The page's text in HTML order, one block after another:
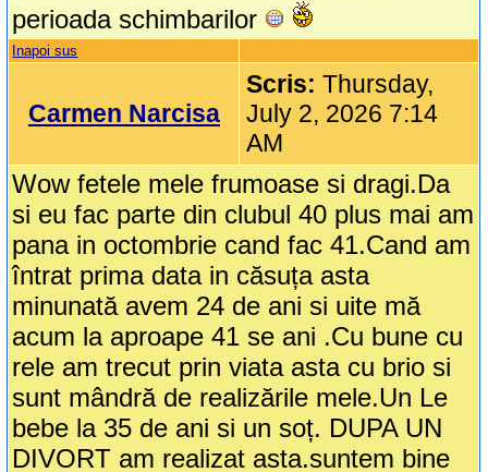
perioada schimbarilor
Inapoi sus
Carmen Narcisa
Scris:Thursday,
July 2, 2026 7:14
AM
Wow fetele mele frumoase si dragi.Da
si eu fac parte din clubul 40 plus mai am
pana in octombrie cand fac 41.Cand am
întrat prima data in căsuța asta
minunată avem 24 de ani si uite mă
acum la aproape 41 se ani .Cu bune cu
rele am trecut prin viata asta cu brio si
sunt mândră de realizările mele.Un Le
bebe la 35 de ani si un soț. DUPA UN
DIVORT am realizat asta.suntem bine